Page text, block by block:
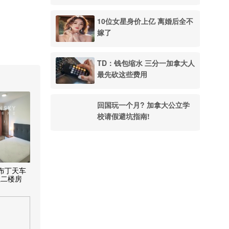
10位女星身价上亿 离婚后全不
嫁了
TD：钱包缩水 三分一加拿大人
最先砍这些费用
回国玩一个月? 加拿大公立学
校请假避坑指南!
丁天车
楼房